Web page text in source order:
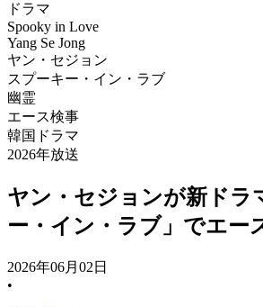
ドラマ
Spooky in Love
Yang Se Jong
ヤン・セジョン
スプーキー・イン・ラブ
幽霊
エース検事
韓国ドラマ
2026年放送
ヤン・セジョンが新ドラ
ー・イン・ラブ」でエー
2026年06月02日
•